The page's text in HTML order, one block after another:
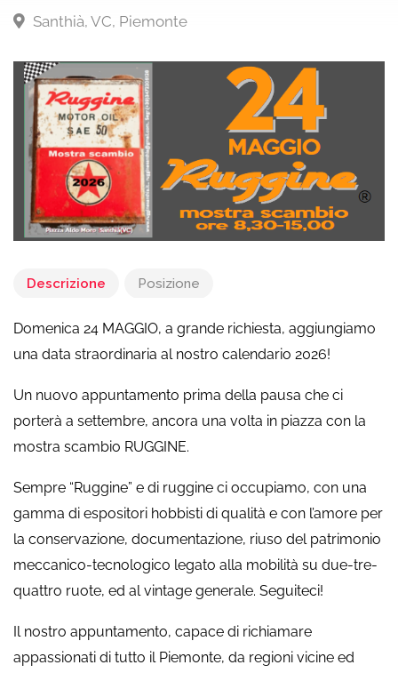
Santhià, VC, Piemonte
Descrizione Posizione
Domenica 24 MAGGIO, a grande richiesta, aggiungiamo
una data straordinaria al nostro calendario 2026!
Un nuovo appuntamento prima della pausa che ci
porterà a settembre, ancora una volta in piazza con la
mostra scambio RUGGINE.
Sempre “Ruggine” e di ruggine ci occupiamo, con una
gamma di espositori hobbisti di qualità e con l’amore per
la conservazione, documentazione, riuso del patrimonio
meccanico-tecnologico legato alla mobilità su due-tre-
quattro ruote, ed al vintage generale. Seguiteci!
Il nostro appuntamento, capace di richiamare
appassionati di tutto il Piemonte, da regioni vicine ed